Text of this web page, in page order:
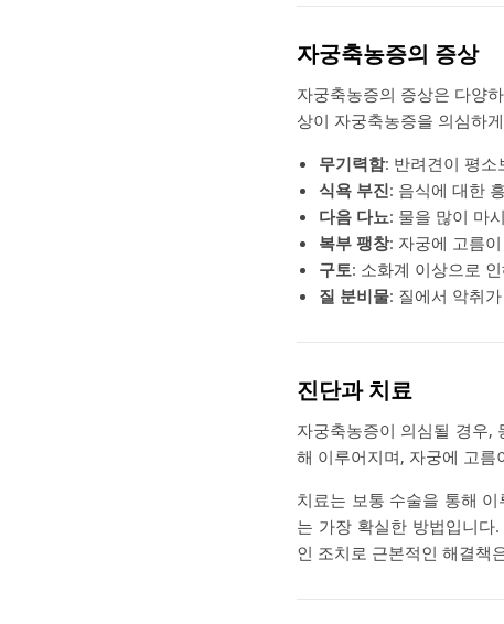
자궁축농증의 증상
자궁축농증의 증상은 다양
상이 자궁축농증을 의심하
무기력함: 반려견이 평소
식욕 부진: 음식에 대한
다음 다뇨: 물을 많이 마
복부 팽창: 자궁에 고름
구토: 소화계 이상으로
질 분비물: 질에서 악취
진단과 치료
자궁축농증이 의심될 경우,
해 이루어지며, 자궁에 고름
치료는 보통 수술을 통해
는 가장 확실한 방법입니다
인 조치로 근본적인 해결책